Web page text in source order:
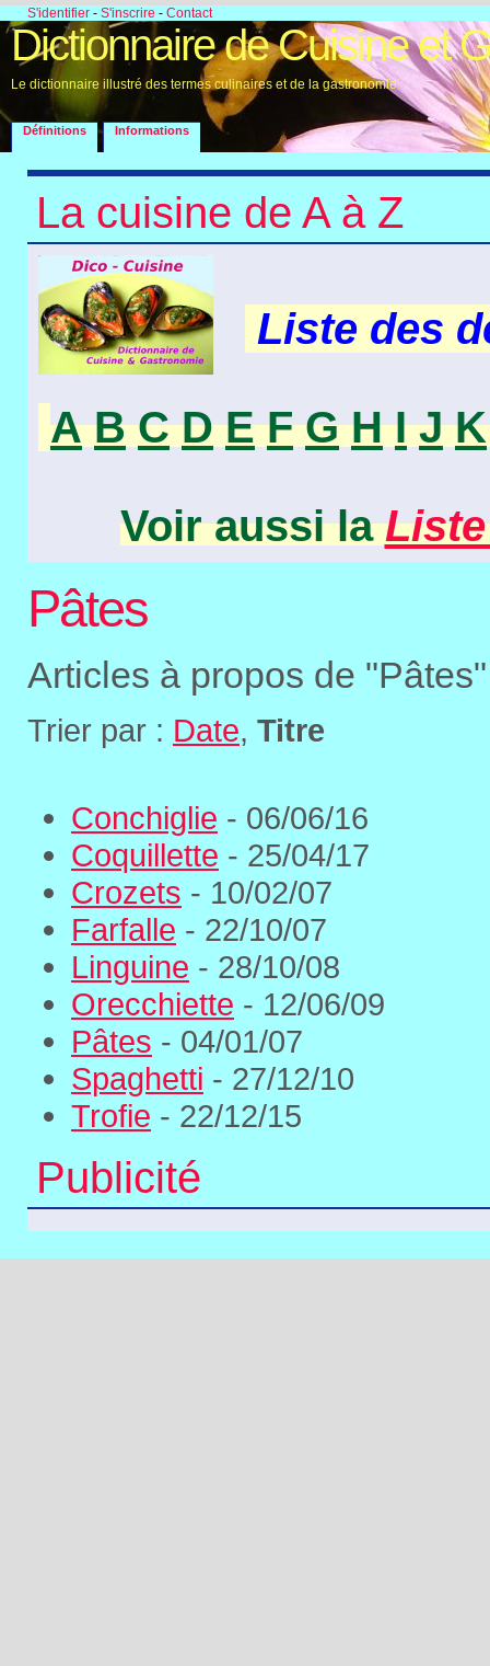
S'identifier - S'inscrire - Contact
Dictionnaire de Cuisine et
Le dictionnaire illustré des termes culinaires et de la gastronomie
Définitions Informations
La cuisine de A à Z
Liste des
A B C D E F G H I J K
Voir aussi la
Pâtes
Articles à propos de
Trier par : Date, Titre
Conchiglie - 06/06/16
Coquillette - 25/04/17
Crozets - 10/02/07
Farfalle - 22/10/07
Linguine - 28/10/08
Orecchiette - 12/06/09
Pâtes - 04/01/07
Spaghetti - 27/12/10
Trofie - 22/12/15
Publicité